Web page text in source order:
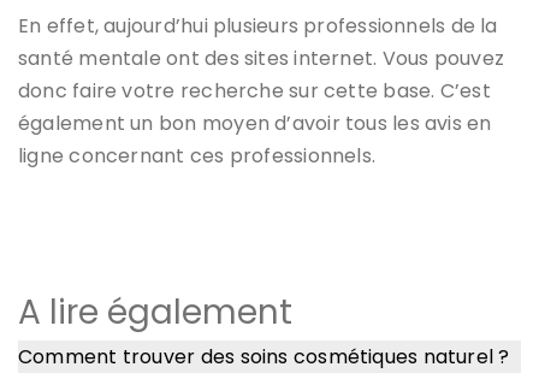
En effet, aujourd’hui plusieurs professionnels de la
santé mentale ont des sites internet. Vous pouvez
donc faire votre recherche sur cette base. C’est
également un bon moyen d’avoir tous les avis en
ligne concernant ces professionnels.
A lire également
Comment trouver des soins cosmétiques naturel ?